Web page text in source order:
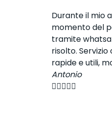
Durante il mio
momento del
tramite
risolto.
rapide e utili,
Antonio
